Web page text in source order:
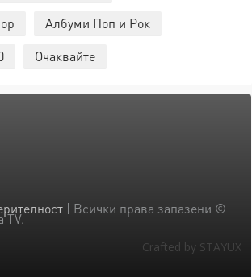
Албуми Поп и Рок
Очаквайте
| Всички права запазени ©
TV.
Crafted by STAYUX